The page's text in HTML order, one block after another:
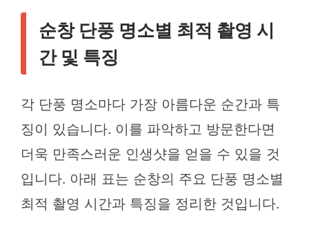
순창 단풍 명소별 최적 촬영 시
간 및 특징
각 단풍 명소마다 가장 아름다운 순간과 특
징이 있습니다. 이를 파악하고 방문한다면
더욱 만족스러운 인생샷을 얻을 수 있을 것
입니다. 아래 표는 순창의 주요 단풍 명소별
최적 촬영 시간과 특징을 정리한 것입니다.